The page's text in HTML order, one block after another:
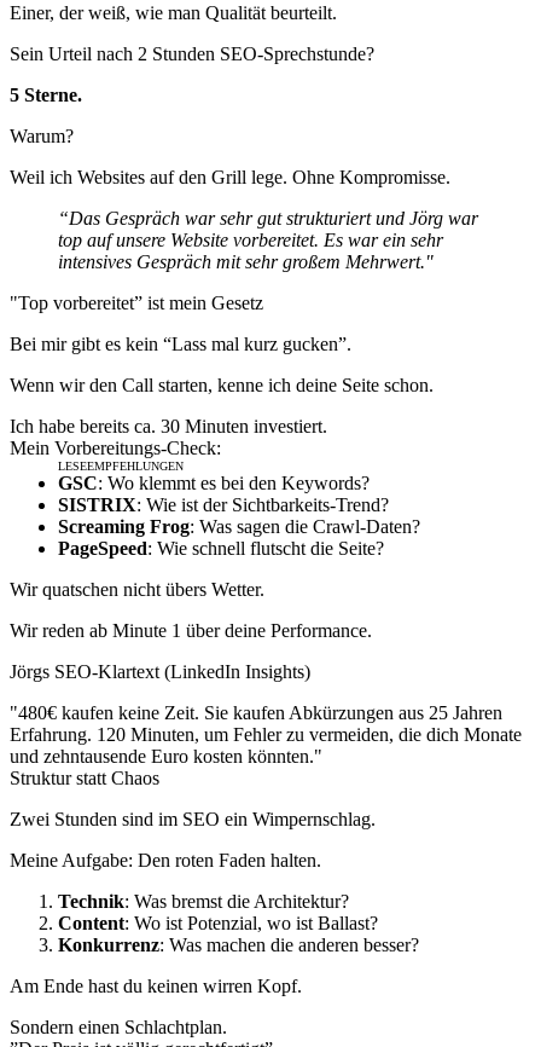
Einer, der weiß, wie man Qualität beurteilt.
Sein Urteil nach 2 Stunden SEO-Sprechstunde?
5 Sterne.
Warum?
Weil ich Websites auf den Grill lege. Ohne Kompromisse.
“Das Gespräch war sehr gut strukturiert und Jörg war
top auf unsere Website vorbereitet. Es war ein sehr
intensives Gespräch mit sehr großem Mehrwert."
"Top vorbereitet” ist mein Gesetz
Bei mir gibt es kein “Lass mal kurz gucken”.
Wenn wir den Call starten, kenne ich deine Seite schon.
Ich habe bereits ca. 30 Minuten investiert.
Mein Vorbereitungs-Check:
GSC: Wo klemmt es bei den Keywords?
SISTRIX: Wie ist der Sichtbarkeits-Trend?
Screaming Frog: Was sagen die Crawl-Daten?
PageSpeed: Wie schnell flutscht die Seite?
Wir quatschen nicht übers Wetter.
Wir reden ab Minute 1 über deine Performance.
Jörgs SEO-Klartext (LinkedIn Insights)
"480€ kaufen keine Zeit. Sie kaufen Abkürzungen aus 25 Jahren
Erfahrung. 120 Minuten, um Fehler zu vermeiden, die dich Monate
und zehntausende Euro kosten könnten."
Struktur statt Chaos
Zwei Stunden sind im SEO ein Wimpernschlag.
Meine Aufgabe: Den roten Faden halten.
Technik: Was bremst die Architektur?
Content: Wo ist Potenzial, wo ist Ballast?
Konkurrenz: Was machen die anderen besser?
Am Ende hast du keinen wirren Kopf.
Sondern einen Schlachtplan.